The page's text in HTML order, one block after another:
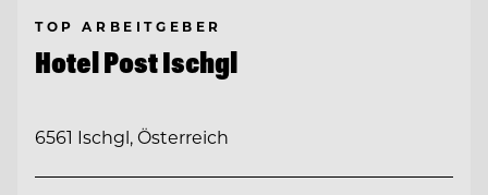
TOP ARBEITGEBER
Hotel Post Ischgl
6561 Ischgl, Österreich